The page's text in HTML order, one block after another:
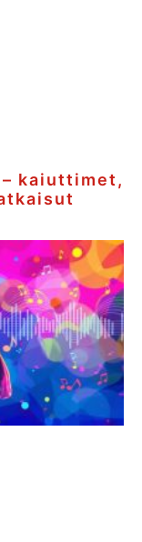
kaiuttimet,